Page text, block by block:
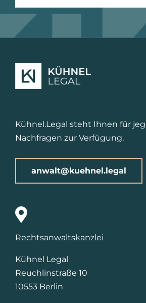
Kühnel.Legal steht Ihnen für
Nachfragen zur Verfügung.
anwalt@kuehnel.legal
Rechtsanwaltskanzlei
Kühnel Legal
Reuchlinstraße 10
10553 Berlin